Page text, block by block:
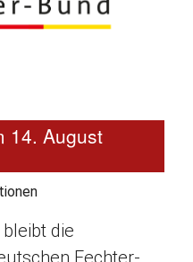
14. August
die